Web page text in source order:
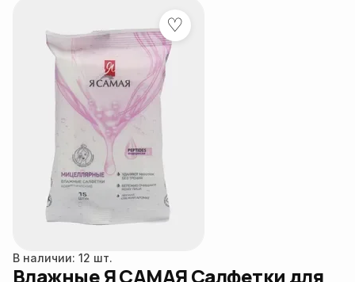
♡
В наличии: 12 шт.
Влажные Я САМАЯ Салфетки для